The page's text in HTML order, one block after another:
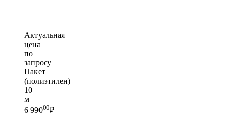
Актуальная
цена
по
запросу
Пакет
(полиэтилен)
10
м
6 99000₽